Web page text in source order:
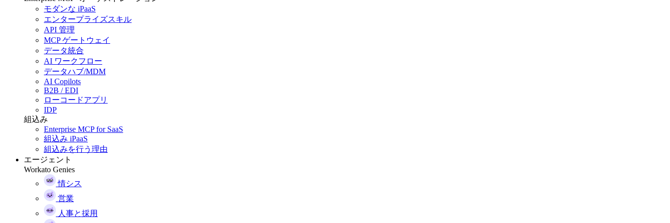
モダンな iPaaS
エンタープライズスキル
API 管理
MCP ゲートウェイ
データ統合
AI ワークフロー
データハブ/MDM
AI Copilots
B2B / EDI
ローコードアプリ
IDP
組込み
Enterprise MCP for SaaS
組込み iPaaS
組込みを行う理由
エージェント
Workato Genies
情シス
営業
人事と採用